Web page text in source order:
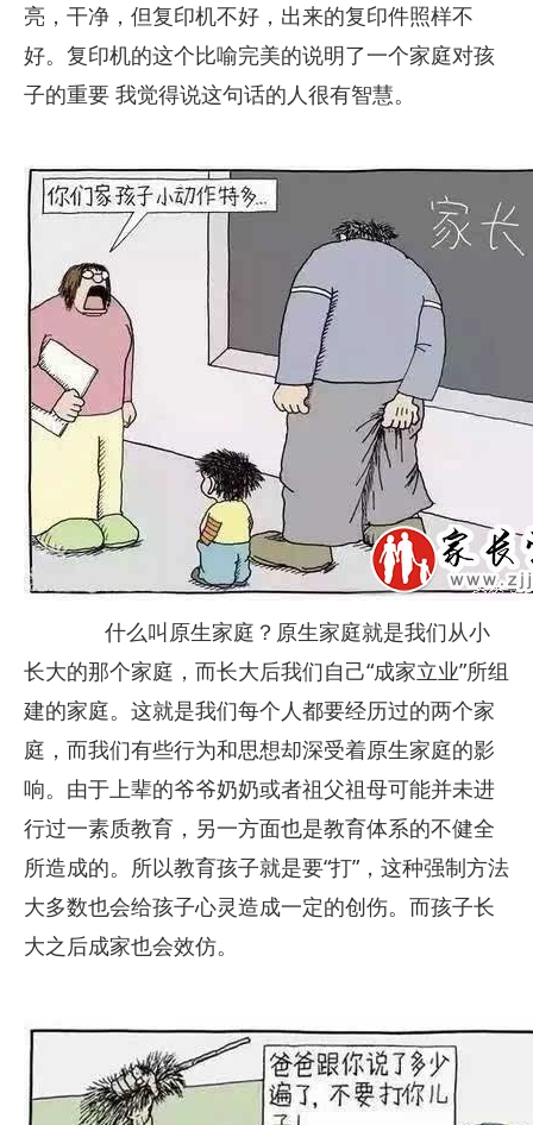
亮，干净，但复印机不好，出来的复印件照样不
好。复印机的这个比喻完美的说明了一个家庭对孩
子的重要 我觉得说这句话的人很有智慧。
什么叫原生家庭？原生家庭就是我们从小
长大的那个家庭，而长大后我们自己“成家立业”所组
建的家庭。这就是我们每个人都要经历过的两个家
庭，而我们有些行为和思想却深受着原生家庭的影
响。由于上辈的爷爷奶奶或者祖父祖母可能并未进
行过一素质教育，另一方面也是教育体系的不健全
所造成的。所以教育孩子就是要“打”，这种强制方法
大多数也会给孩子心灵造成一定的创伤。而孩子长
大之后成家也会效仿。